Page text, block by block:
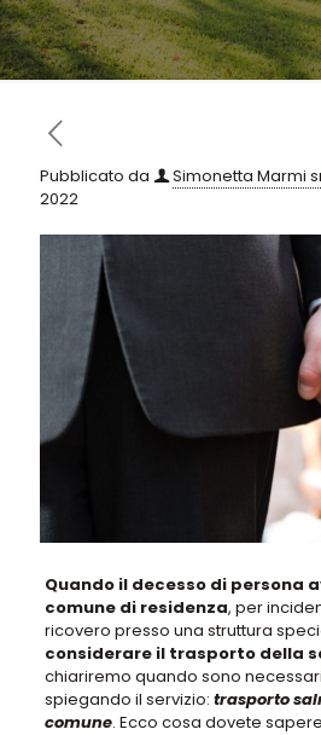
Pubblicato da Simonetta Marmi
2022
Quando il decesso di persona
comune di residenza, per
ricovero presso una struttura
considerare il trasporto della
chiariremo quando sono
spiegando il servizio: trasporto
comune. Ecco cosa dovete